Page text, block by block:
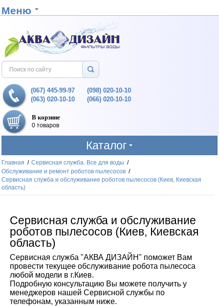
Меню
(067) 445-99-97
(063) 020-10-10
(098) 020-10-10
(066) 020-10-10
В корзине
0 товаров
Каталог
Главная / Сервисная служба. Все для воды /
Обслуживание и ремонт роботов пылесосов /
Сервисная служба и обслуживание роботов пылесосов (Киев, Киевская
область)
Сервисная служба и обслуживание
роботов пылесосов (Киев, Киевская
область)
Сервисная служба "АКВА ДИЗАЙН" поможет Вам
провести текущее обслуживание робота пылесоса
любой модели в г.Киев.
Подробную консультацию Вы можете получить у
менеджеров нашей Сервисной службы по
телефонам, указанным ниже.